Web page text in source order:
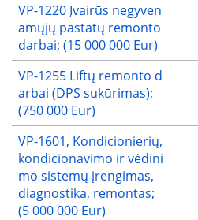
VP-1220 Įvairūs negyven
amųjų pastatų remonto
darbai; (15 000 000 Eur)
VP-1255 Liftų remonto d
arbai (DPS sukūrimas);
(750 000 Eur)
VP-1601, Kondicionierių,
kondicionavimo ir vėdini
mo sistemų įrengimas,
diagnostika, remontas;
(5 000 000 Eur)